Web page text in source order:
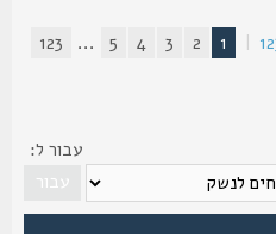
1
5
...
123
עבור ל: